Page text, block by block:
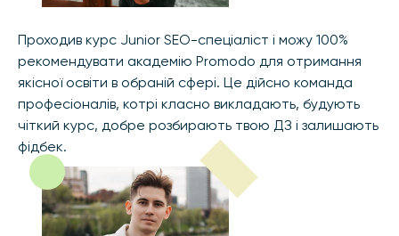
Проходив курс Junior SEO-спеціаліст і можу 100%
рекомендувати академію Promodo для отримання
якісної освіти в обраній сфері. Це дійсно команда
професіоналів, котрі класно викладають, будують
чіткий курс, добре розбирають твою ДЗ і залишають
фідбек.